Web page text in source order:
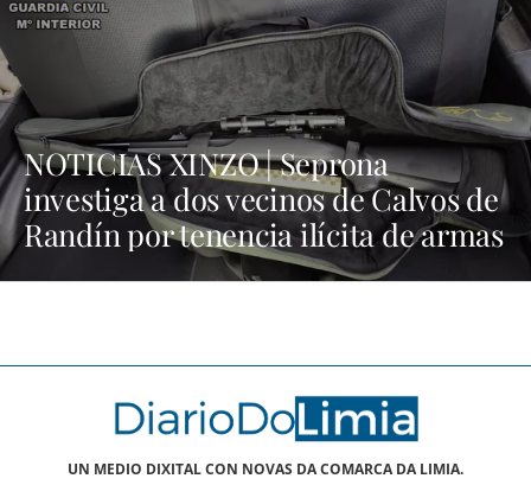
NOTICIAS XINZO | Seprona
investiga a dos vecinos de Calvos de
Randín por tenencia ilícita de armas
UN MEDIO DIXITAL CON NOVAS DA COMARCA DA LIMIA.